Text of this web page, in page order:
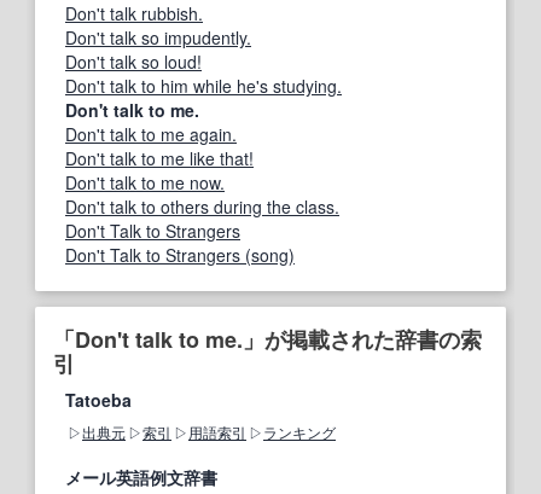
Don't talk rubbish.
Don't talk so impudently.
Don't talk so loud!
Don't talk to him while he's studying.
Don't talk to me.
Don't talk to me again.
Don't talk to me like that!
Don't talk to me now.
Don't talk to others during the class.
Don't Talk to Strangers
Don't Talk to Strangers (song)
「Don't talk to me.」が掲載された辞書の索
引
Tatoeba
出典元 索引 用語索引 ランキング
メール英語例文辞書